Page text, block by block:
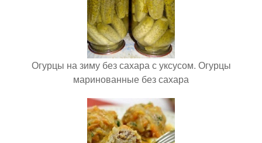
Огурцы на зиму без сахара с уксусом. Огурцы
маринованные без сахара